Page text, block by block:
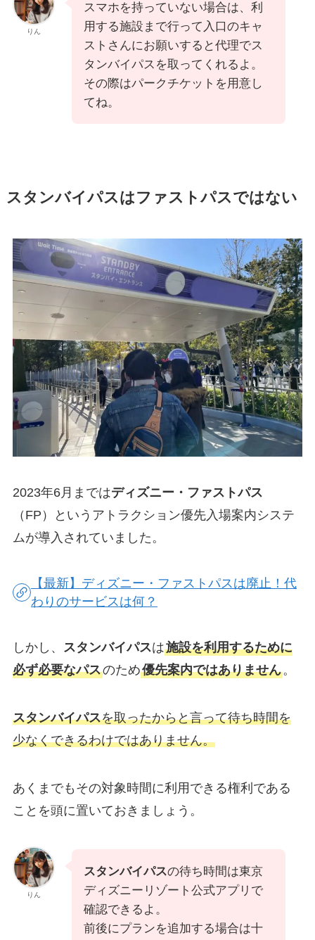
りん
スマホを持っていない場合は、利
用する施設まで行って入口のキャ
ストさんにお願いすると代理でス
タンバイパスを取ってくれるよ。
その際はパークチケットを用意し
てね。
スタンバイパスはファストパスではない
2023年6月まではディズニー・ファストパス
（FP）というアトラクション優先入場案内システ
ムが導入されていました。
【最新】ディズニー・ファストパスは廃止！代
わりのサービスは何？
しかし、 スタンバイパスは施設を利用するために
必ず必要なパスのため優先案内ではありません。
スタンバイパスを取ったからと言って待ち時間を
少なくできるわけではありません。
あくまでもその対象時間に利用できる権利である
ことを頭に置いておきましょう。
りん
スタンバイパスの待ち時間は東京
ディズニーリゾート公式アプリで
確認できるよ。
前後にプランを追加する場合は十